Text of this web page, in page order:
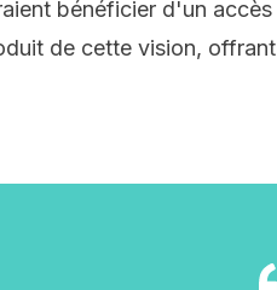
bénéficier d'un
de cette vision,